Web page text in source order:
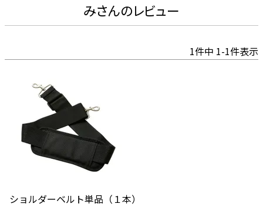
みさんのレビュー
1件中 1-1件表示
ショルダーベルト単品（１本）